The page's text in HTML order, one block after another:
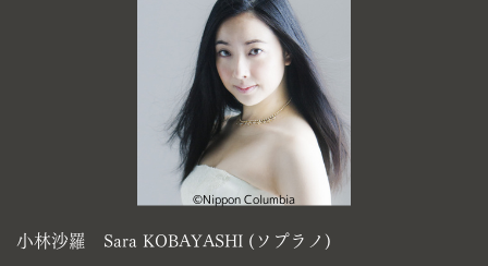
©Nippon Columbia
小林沙羅 Sara KOBAYASHI (ソプラノ)